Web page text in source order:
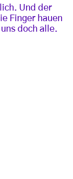
Und der
Finger hauen
doch alle.